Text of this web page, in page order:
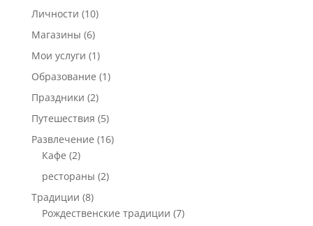
Личности (10)
Магазины (6)
Мои услуги (1)
Образование (1)
Праздники (2)
Путешествия (5)
Развлечение (16)
Кафе (2)
рестораны (2)
Традиции (8)
Рождественские традиции (7)